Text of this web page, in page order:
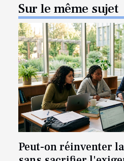
Sur le même sujet
Peut-on réinventer